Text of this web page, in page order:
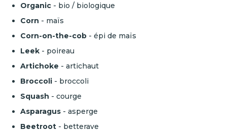
Organic - bio / biologique
Corn - maïs
Corn-on-the-cob - épi de maïs
Leek - poireau
Artichoke - artichaut
Broccoli - broccoli
Squash - courge
Asparagus - asperge
Beetroot - betterave